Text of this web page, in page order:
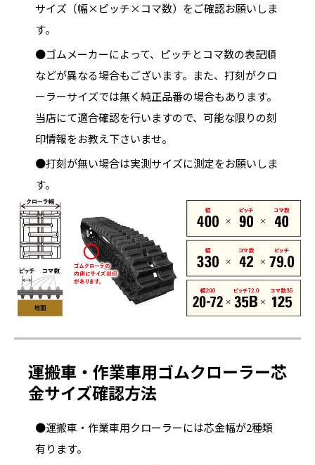
サイズ（幅×ピッチ×コマ数）をご確認お願いしま
す。
●ゴムメーカーによって、ピッチとコマ数の表記順
などが異なる場合もございます。また、打刻がクロ
ーラーサイズでは無く純正品番の場合もあります。
当店にて適合確認を行いますので、可能な限りの刻
印情報をお教え下さいませ。
●打刻が無い場合は実測サイズに測定をお願いしま
す。
運搬車・作業車用ゴムクローラー芯
金サイズ確認方法
●運搬車・作業車用クローラーには芯金幅が2種類
有ります。